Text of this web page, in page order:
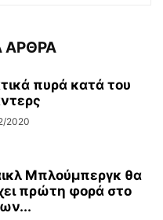
ΑΡΘΡΑ
πυρά κατά του
2020
Μπλούμπεργκ θα
πρώτη φορά στο